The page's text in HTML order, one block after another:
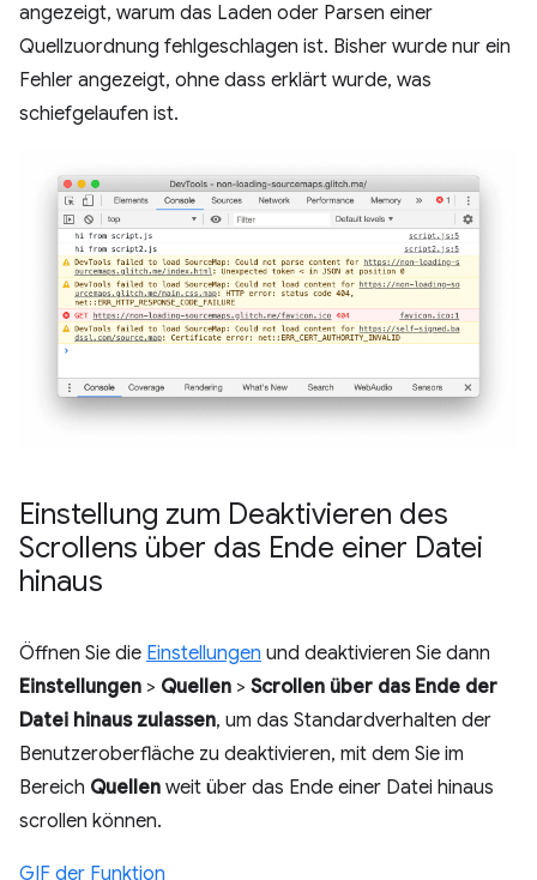
angezeigt, warum das Laden oder Parsen einer
Quellzuordnung fehlgeschlagen ist. Bisher wurde nur ein
Fehler angezeigt, ohne dass erklärt wurde, was
schiefgelaufen ist.
Einstellung zum Deaktivieren des
Scrollens über das Ende einer Datei
hinaus
Öffnen Sie die Einstellungen und deaktivieren Sie dann
Einstellungen > Quellen > Scrollen über das Ende der
Datei hinaus zulassen, um das Standardverhalten der
Benutzeroberfläche zu deaktivieren, mit dem Sie im
Bereich Quellen weit über das Ende einer Datei hinaus
scrollen können.
GIF der Funktion